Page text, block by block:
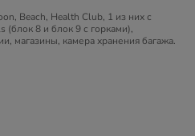
Beach, Health Club, 1 из них с
(блок 8 и блок 9 с горками),
магазины, камера хранения багажа.